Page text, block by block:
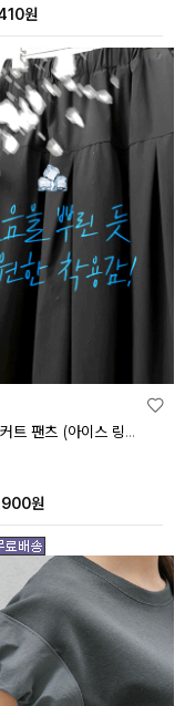
원
애즐리 스커트 팬츠 (아이스 링클프리ver.)
원